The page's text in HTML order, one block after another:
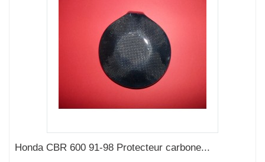
Honda CBR 600 91-98 Protecteur carbone...